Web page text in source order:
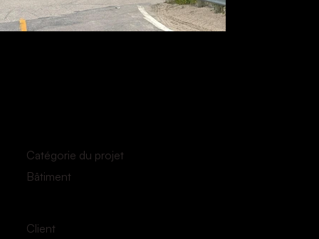
Bâtiment
Catégorie du projet
Client